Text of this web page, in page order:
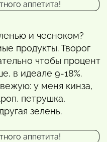
и чесноком?
продукты. Творог
чтобы процент
в идеале 9-18%.
у меня кинза,
петрушка,
зелень.